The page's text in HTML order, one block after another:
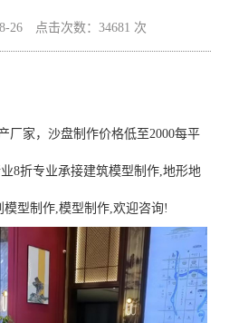
26 点击次数：34681 次
厂家，沙盘制作价格低至2000每平
8折专业承接建筑模型制作,地形地
型制作,模型制作,欢迎咨询!